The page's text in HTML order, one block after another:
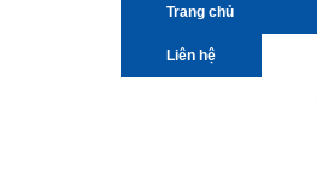
Trang chủ
Liên hệ